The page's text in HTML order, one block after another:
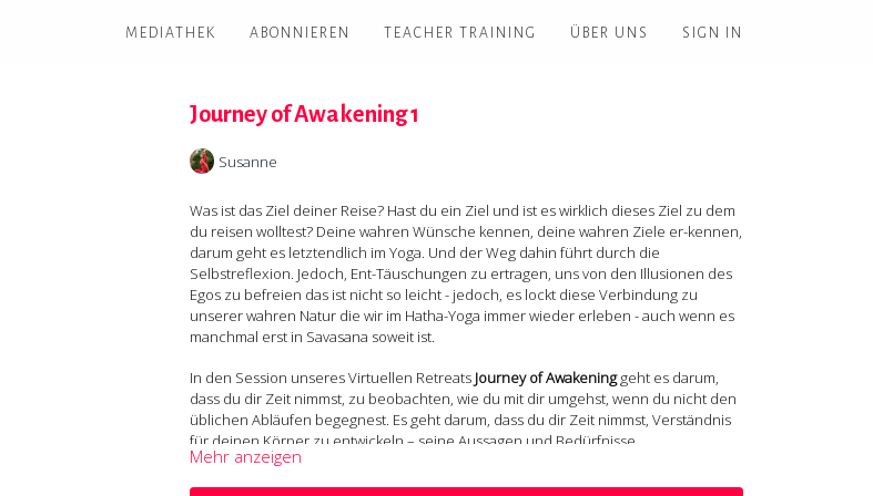
MEDIATHEK ABONNIEREN TEACHER TRAINING ÜBER UNS SIGN IN
Journey of Awakening 1
Susanne
Was ist das Ziel deiner Reise? Hast du ein Ziel und ist es wirklich dieses Ziel zu dem
du reisen wolltest? Deine wahren Wünsche kennen, deine wahren Ziele er-kennen,
darum geht es letztendlich im Yoga. Und der Weg dahin führt durch die
Selbstreflexion. Jedoch, Ent-Täuschungen zu ertragen, uns von den Illusionen des
Egos zu befreien das ist nicht so leicht - jedoch, es lockt diese Verbindung zu
unserer wahren Natur die wir im Hatha-Yoga immer wieder erleben - auch wenn es
manchmal erst in Savasana soweit ist.
In den Session unseres Virtuellen RetreatsJourney of Awakeninggeht es darum,
dass du dir Zeit nimmst, zu beobachten, wie du mit dir umgehst, wenn du nicht den
üblichen Abläufen begegnest. Es geht darum, dass du dir Zeit nimmst, Verständnis
für deinen Körper zu entwickeln – seine Aussagen und Bedürfnisse
wahrzunehmen, anstatt zu versuchen, ihn zu kontrollieren. Es geht darum,
selbstbestimmt zu praktizieren. Es geht darum, nicht nur achtsam mit deinem
Mehr anzeigen